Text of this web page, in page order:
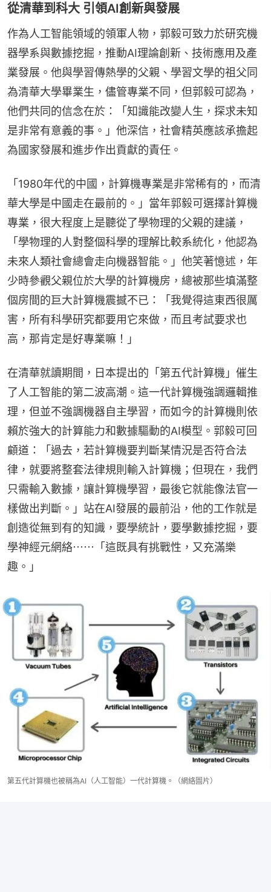
從清華到科大 引領AI創新與發展
作為人工智能領域的領軍人物，郭毅可致力於研究機
器學系與數據挖掘，推動AI理論創新、技術應用及產
業發展。他與學習傳熱學的父親、學習文學的祖父同
為清華大學畢業生，儘管專業不同，但郭毅可認為，
他們共同的信念在於：「知識能改變人生，探求未知
是非常有意義的事。」他深信，社會精英應該承擔起
為國家發展和進步作出貢獻的責任。
「1980年代的中國，計算機專業是非常稀有的，而清
華大學是中國走在最前的。」當年郭毅可選擇計算機
專業，很大程度上是聽從了學物理的父親的建議，
「學物理的人對整個科學的理解比較系統化，他認為
未來人類社會總會走向機器智能。」他笑著憶述，年
少時參觀父親位於大學的計算機房，總被那些填滿整
個房間的巨大計算機震撼不已：「我覺得這東西很厲
害，所有科學研究都要用它來做，而且考試要求也
高，那肯定是好專業嘛！」
在清華就讀期間，日本提出的「第五代計算機」催生
了人工智能的第二波高潮。這一代計算機強調邏輯推
理，但並不強調機器自主學習，而如今的計算機則依
賴於強大的計算能力和數據驅動的AI模型。郭毅可回
顧道：「過去，若計算機要判斷某情況是否符合法
律，就要將整套法律規則輸入計算機；但現在，我們
只需輸入數據，讓計算機學習，最後它就能像法官一
樣做出判斷。」站在AI發展的最前沿，他的工作就是
創造從無到有的知識，要學統計，要學數據挖掘，要
學神經元網絡⋯⋯「這既具有挑戰性，又充滿樂
趣。」
第五代計算機也被稱為AI（人工智能）一代計算機。（網絡圖片）